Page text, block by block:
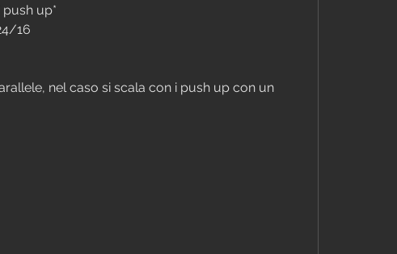
up*
16
nel caso si scala con i push up con un